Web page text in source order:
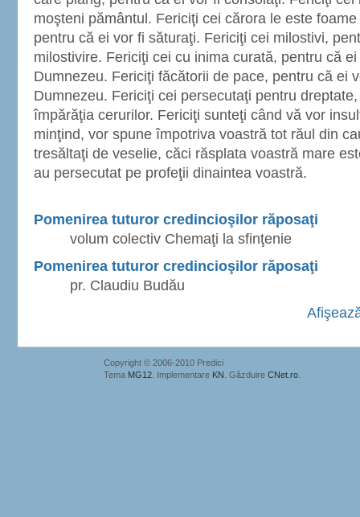
moşteni pământul. Fericiţi cei cărora le este
pentru că ei vor fi săturaţi. Fericiţi cei milostivi,
milostivire. Fericiţi cei cu inima curată, pentru că
Dumnezeu. Fericiţi făcătorii de pace, pentru că ei
Dumnezeu. Fericiţi cei persecutaţi pentru
împărăţia cerurilor. Fericiţi sunteţi când vă vor
minţind, vor spune împotriva voastră tot răul din
tresăltaţi de veselie, căci răsplata voastră mare
au persecutat pe profeţii dinaintea voastră.
Pomenirea tuturor credincioşilor răposaţi
volum colectiv Chemaţi la sfinţenie
Pomenirea tuturor credincioşilor răposaţi
pr. Claudiu Budău
Copyright © 2006-2010 Predici
Tema MG12 . Implementare KN . Găzduire CNet.ro